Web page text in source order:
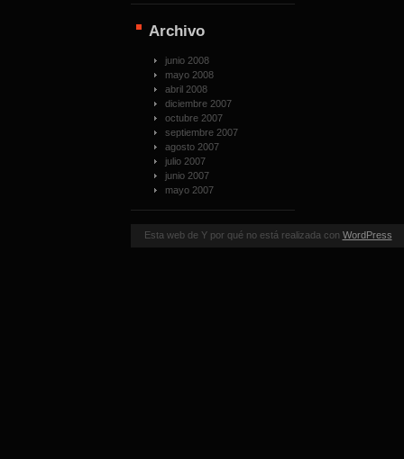
Archivo
junio 2008
mayo 2008
abril 2008
diciembre 2007
octubre 2007
septiembre 2007
agosto 2007
julio 2007
junio 2007
mayo 2007
Esta web de Y por qué no está realizada con WordPress